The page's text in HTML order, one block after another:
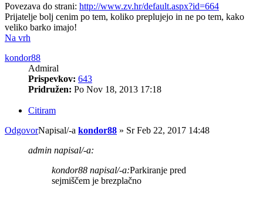
Povezava do strani: http://www.zv.hr/default.aspx?id=664
Prijatelje bolj cenim po tem, koliko preplujejo in ne po tem, kako
veliko barko imajo!
Na vrh
kondor88
Admiral
Prispevkov: 643
Pridružen: Po Nov 18, 2013 17:18
Citiram
OdgovorNapisal/-a kondor88 » Sr Feb 22, 2017 14:48
admin napisal/-a:
kondor88 napisal/-a:Parkiranje pred
sejmiščem je brezplačno